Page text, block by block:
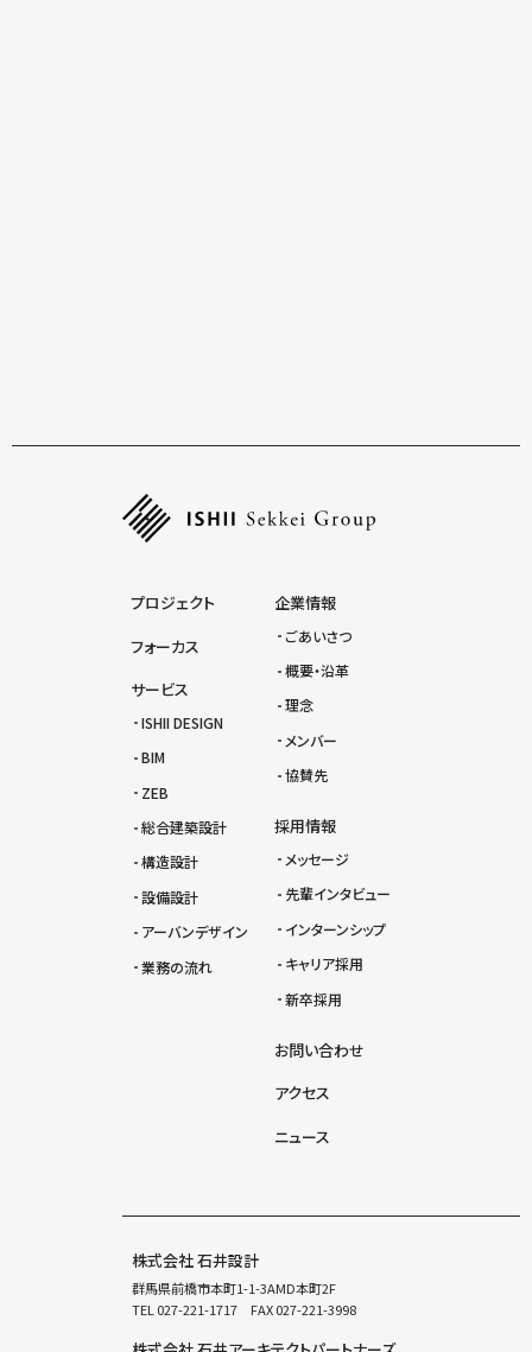
プロジェクト
フォーカス
サービス
ISHII DESIGN
BIM
ZEB
総合建築設計
構造設計
設備設計
アーバンデザイン
業務の流れ
企業情報
ごあいさつ
概要・沿革
理念
メンバー
協賛先
採用情報
メッセージ
先輩インタビュー
インターンシップ
キャリア採用
新卒採用
お問い合わせ
アクセス
ニュース
株式会社 石井設計
群馬県前橋市本町1-1-3AMD本町2F
TEL 027-221-1717 FAX 027-221-3998